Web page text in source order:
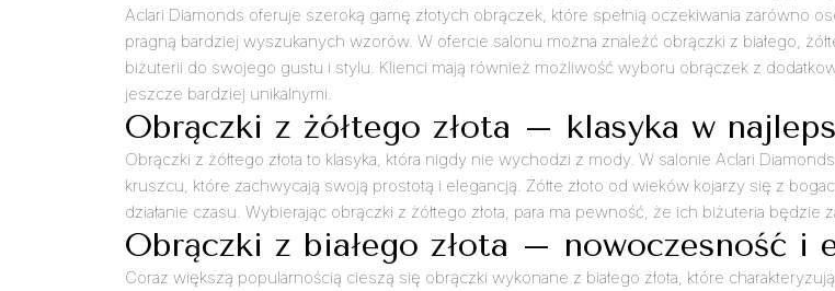
Aclari Diamonds oferuje szeroką gamę złotych obrączek, które spełnią oczekiwania zarówno
pragną bardziej wyszukanych wzorów. W ofercie salonu można znaleźć obrączki z białego,
biżuterii do swojego gustu i stylu. Klienci mają również możliwość wyboru obrączek z
jeszcze bardziej unikalnymi.
Obrączki z żółtego złota – klasyka w
Obrączki z żółtego złota to klasyka, która nigdy nie wychodzi z mody. W salonie Aclari
kruszcu, które zachwycają swoją prostotą i elegancją. Żółte złoto od wieków kojarzy się z
działanie czasu. Wybierając obrączki z żółtego złota, para ma pewność, że ich biżuteria
Obrączki z białego złota – nowoczesność i
Coraz większą popularnością cieszą się obrączki wykonane z białego złota, które